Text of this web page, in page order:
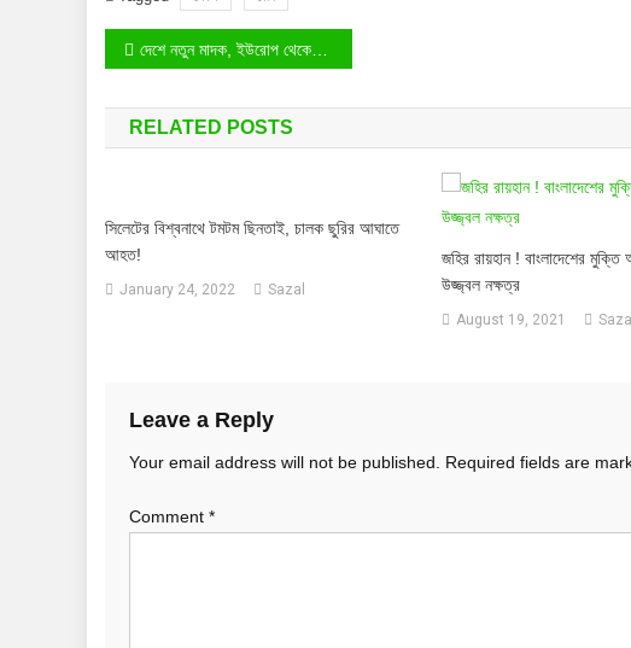
Post
navigation
দেশে নতুন মাদক, ইউরোপ থেকে আসছে আরেক মাদক ‘ডিওবি’
RELATED POSTS
সিলেটের বিশ্বনাথে টমটম ছিনতাই, চালক ছুরির আঘাতে
আহত!
January 24, 2022 Sazal
জহির রায়হান ! বাংলাদেশের
উজ্জ্বল নক্ষত্র
August 19, 2021 Sazal
Leave a Reply
Your email address will not be published. Required fields are
Comment *